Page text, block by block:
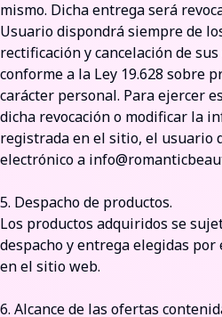
mismo. Dicha entrega será
Usuario dispondrá siempre de
rectificación y cancelación de
conforme a la Ley 19.628 sobre
carácter personal. Para ejercer
dicha revocación o modificar la
registrada en el sitio, el usuario
electrónico a
5. Despacho de productos.
Los productos adquiridos se
despacho y entrega elegidas
en el sitio web.
6. Alcance de las ofertas